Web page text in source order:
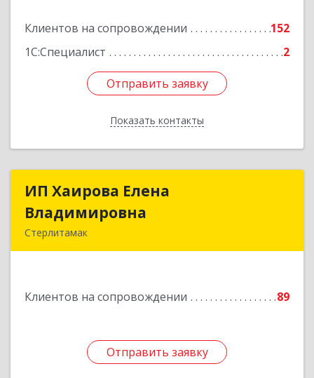
Клиентов на сопровождении
152
1С:Специалист
2
Отправить заявку
Показать контакты
Подробнее
Отправить заявку
Назад
ИП Хаирова Елена
Владимировна
Стерлитамак
Клиентов на сопровождении 89
Отправить заявку
ИП Хаирова Елена
Отправить заявку